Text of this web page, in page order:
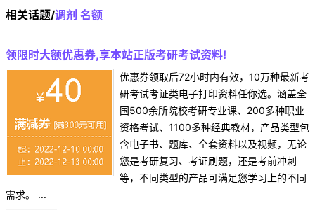
相关话题/调剂 名额
领限时大额优惠券,享本站正版考研考试资料!
优惠券领取后72小时内有效，10万种最新考
研考试考证类电子打印资料任你选。涵盖全
国500余所院校考研专业课、200多种职业
资格考试、1100多种经典教材，产品类型包
含电子书、题库、全套资料以及视频，无论
您是考研复习、考证刷题，还是考前冲刺
等，不同类型的产品可满足您学习上的不同
需求。 ...